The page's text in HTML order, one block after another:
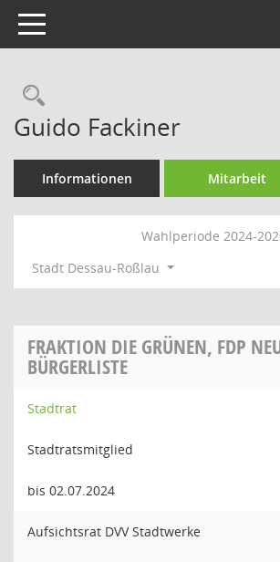
Toggle navigation
Rechercheauswahl
Guido Fackiner
Informationen Mitarbeit
Wahlperiode 2024-
Stadt Dessau-Roßlau
FRAKTION DIE GRÜNEN, FDP
BÜRGERLISTE
Stadtrat
Stadtratsmitglied
bis 02.07.2024
Aufsichtsrat DVV Stadtwerke